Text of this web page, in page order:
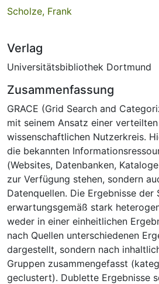
Scholze, Frank
Verlag
Universitätsbibliothek Dortmund
Zusammenfassung
GRACE (Grid Search and
mit seinem Ansatz einer
wissenschaftlichen Nutzerkreis.
die bekannten
(Websites, Datenbanken,
zur Verfügung stehen, sondern
Datenquellen. Die Ergebnisse der
erwartungsgemäß stark
weder in einer einheitlichen
nach Quellen unterschiedenen
dargestellt, sondern nach
Gruppen zusammengefasst
geclustert). Dublette Ergebnisse